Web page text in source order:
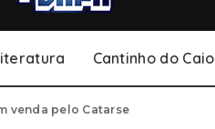
Cantinho do Caio
venda pelo Catarse